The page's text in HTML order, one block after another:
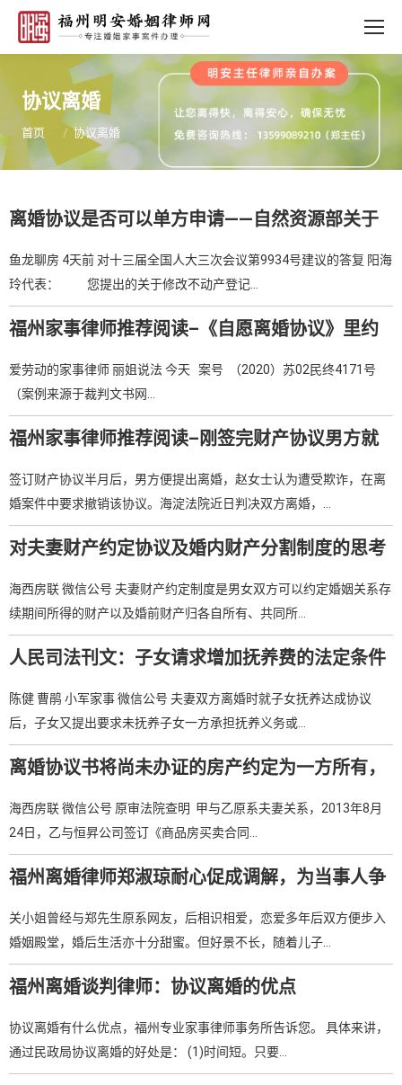
协议离婚 您的位置：
首页 协议离婚
离婚协议是否可以单方申请——自然资源部关于
人大代表建议的答复。–福州婚姻律师推荐阅读
鱼龙聊房 4天前 对十三届全国人大三次会议第9934号建议的答复 阳海
玲代表： 您提出的关于修改不动产登记…
福州家事律师推荐阅读–《自愿离婚协议》里约
定的放弃公司股权，法院说既非无条件放弃也非
股权转让
爱劳动的家事律师 丽姐说法 今天 案号 （2020）苏02民终4171号
（案例来源于裁判文书网…
福州家事律师推荐阅读–刚签完财产协议男方就
要离婚，女方主张撤销协议，法院支持吗？
签订财产协议半月后，男方便提出离婚，赵女士认为遭受欺诈，在离
婚案件中要求撤销该协议。海淀法院近日判决双方离婚，…
对夫妻财产约定协议及婚内财产分割制度的思考
–福州婚姻律师推荐阅读
海西房联 微信公号 夫妻财产约定制度是男女双方可以约定婚姻关系存
续期间所得的财产以及婚前财产归各自所有、共同所…
人民司法刊文：子女请求增加抚养费的法定条件
–福州家事律师推荐阅读
陈健 曹鹃 小军家事 微信公号 夫妻双方离婚时就子女抚养达成协议
后，子女又提出要求未抚养子女一方承担抚养义务或…
离婚协议书将尚未办证的房产约定为一方所有，
单方申请过户被驳回–福州婚姻律师推荐阅读
海西房联 微信公号 原审法院查明 甲与乙原系夫妻关系，2013年8月
24日，乙与恒昇公司签订《商品房买卖合同…
福州离婚律师郑淑琼耐心促成调解，为当事人争
取两百万离婚财产分割款
关小姐曾经与郑先生原系网友，后相识相爱，恋爱多年后双方便步入
婚姻殿堂，婚后生活亦十分甜蜜。但好景不长，随着儿子…
福州离婚谈判律师：协议离婚的优点
协议离婚有什么优点，福州专业家事律师事务所告诉您。 具体来讲，
通过民政局协议离婚的好处是： (1)时间短。只要…